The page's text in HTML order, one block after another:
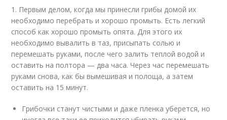
1. Первым делом, когда мы принесли грибы домой их
необходимо перебрать и хорошо промыть. Есть легкий
способ как хорошо промыть опята. Для этого их
необходимо вывалить в таз, присыпать солью и
перемешать руками, после чего залить теплой водой и
оставить на полтора — два часа. Через час перемешать
руками снова, как бы вымешивая и полоща, а затем
оставить на 15 минут.
Грибочки станут чистыми и даже пленка уберется, но